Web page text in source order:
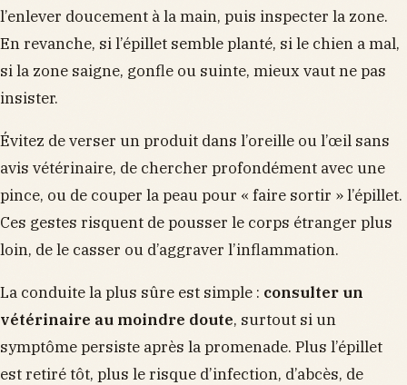
l’enlever doucement à la main, puis inspecter la zone.
En revanche, si l’épillet semble planté, si le chien a mal,
si la zone saigne, gonfle ou suinte, mieux vaut ne pas
insister.
Évitez de verser un produit dans l’oreille ou l’œil sans
avis vétérinaire, de chercher profondément avec une
pince, ou de couper la peau pour « faire sortir » l’épillet.
Ces gestes risquent de pousser le corps étranger plus
loin, de le casser ou d’aggraver l’inflammation.
La conduite la plus sûre est simple : consulter un
vétérinaire au moindre doute, surtout si un
symptôme persiste après la promenade. Plus l’épillet
est retiré tôt, plus le risque d’infection, d’abcès, de